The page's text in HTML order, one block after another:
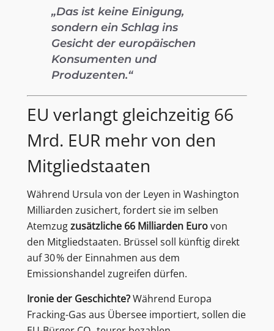
„Das ist keine Einigung,
sondern ein Schlag ins
Gesicht der europäischen
Konsumenten und
Produzenten.“
EU verlangt gleichzeitig 66
Mrd. EUR mehr von den
Mitgliedstaaten
Während Ursula von der Leyen in Washington
Milliarden zusichert, fordert sie im selben
Atemzugzusätzliche 66 Milliarden Eurovon
den Mitgliedstaaten. Brüssel soll künftig direkt
auf 30 % der Einnahmen aus dem
Emissionshandel zugreifen dürfen.
Ironie der Geschichte?Während Europa
Fracking-Gas aus Übersee importiert, sollen die